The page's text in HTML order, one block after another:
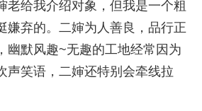
老给我介绍对象，但我是一个粗
嫌弃的。二婶为人善良，品行正
幽默风趣~无趣的工地经常因为
声笑语，二婶还特别会牵线拉